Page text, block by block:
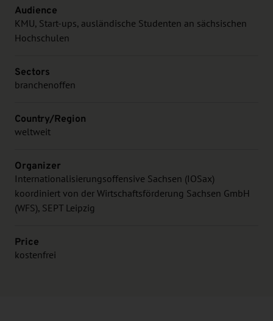
Audience
KMU, Start-ups, ausländische Studenten an sächsischen
Hochschulen
Sectors
branchenoffen
Country/Region
weltweit
Organizer
Internationalisierungsoffensive Sachsen (IOSax)
koordiniert von der Wirtschaftsförderung Sachsen GmbH
(WFS), SEPT Leipzig
Price
kostenfrei